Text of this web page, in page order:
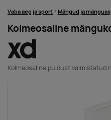
Vaba aeg ja sport Mängud ja
Kolmeosaline
Kolmeosaline puidust valmistatud